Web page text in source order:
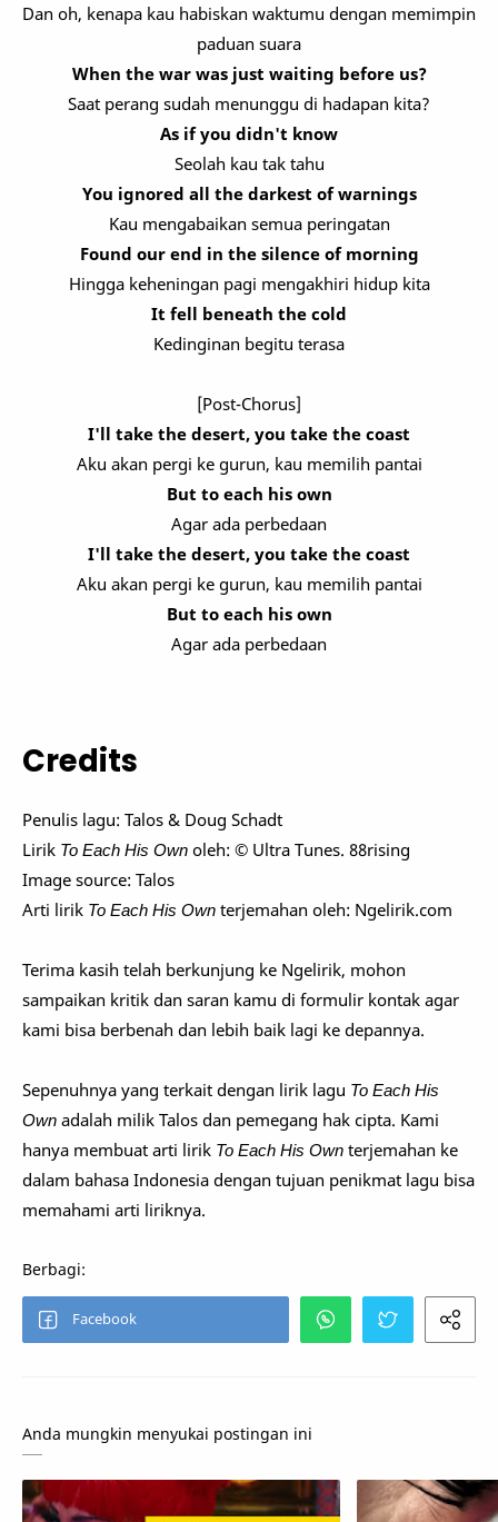
Dan oh, kenapa kau habiskan waktumu dengan memimpin
paduan suara
When the war was just waiting before us?
Saat perang sudah menunggu di hadapan kita?
As if you didn't know
Seolah kau tak tahu
You ignored all the darkest of warnings
Kau mengabaikan semua peringatan
Found our end in the silence of morning
Hingga keheningan pagi mengakhiri hidup kita
It fell beneath the cold
Kedinginan begitu terasa
[Post-Chorus]
I'll take the desert, you take the coast
Aku akan pergi ke gurun, kau memilih pantai
But to each his own
Agar ada perbedaan
I'll take the desert, you take the coast
Aku akan pergi ke gurun, kau memilih pantai
But to each his own
Agar ada perbedaan
Credits
Penulis lagu: Talos & Doug Schadt
Lirik To Each His Own oleh: © Ultra Tunes. 88rising
Image source: Talos
Arti lirik To Each His Own terjemahan oleh: Ngelirik.com
Terima kasih telah berkunjung ke Ngelirik, mohon
sampaikan kritik dan saran kamu di formulir kontak agar
kami bisa berbenah dan lebih baik lagi ke depannya.
Sepenuhnya yang terkait dengan lirik lagu To Each His
Own adalah milik Talos dan pemegang hak cipta. Kami
hanya membuat arti lirik To Each His Own terjemahan ke
dalam bahasa Indonesia dengan tujuan penikmat lagu bisa
memahami arti liriknya.
Anda mungkin menyukai postingan ini